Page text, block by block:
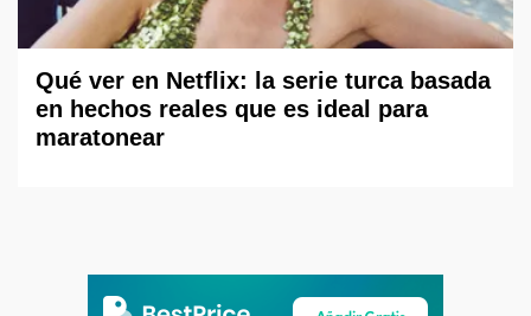
Qué ver en Netflix: la serie turca basada
en hechos reales que es ideal para
maratonear